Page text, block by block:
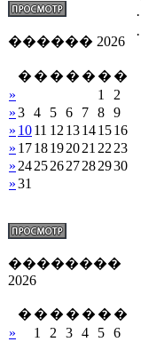
������ 2026
� � � � � � �
»
1
2
»3 4 5 6 7 8 9
» 1011 12 13141516
» 1718192021 22 23
» 24252627282930
»31
��������
2026
� � � � � � �
»
1 2 3 4 5 6
·
·